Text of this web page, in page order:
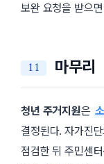
보완 요청을 받으면
마무리
청년 주거지원은
결정된다. 자가진
점검한 뒤 주민센